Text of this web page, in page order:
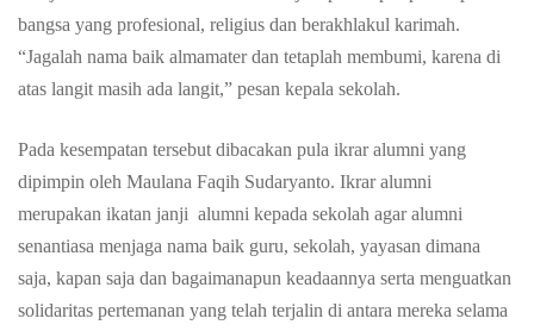
bangsa yang profesional, religius dan berakhlakul karimah.
“Jagalah nama baik almamater dan tetaplah membumi, karena di
atas langit masih ada langit,” pesan kepala sekolah.
Pada kesempatan tersebut dibacakan pula ikrar alumni yang
dipimpin oleh Maulana Faqih Sudaryanto. Ikrar alumni
merupakan ikatan janji alumni kepada sekolah agar alumni
senantiasa menjaga nama baik guru, sekolah, yayasan dimana
saja, kapan saja dan bagaimanapun keadaannya serta menguatkan
solidaritas pertemanan yang telah terjalin di antara mereka selama